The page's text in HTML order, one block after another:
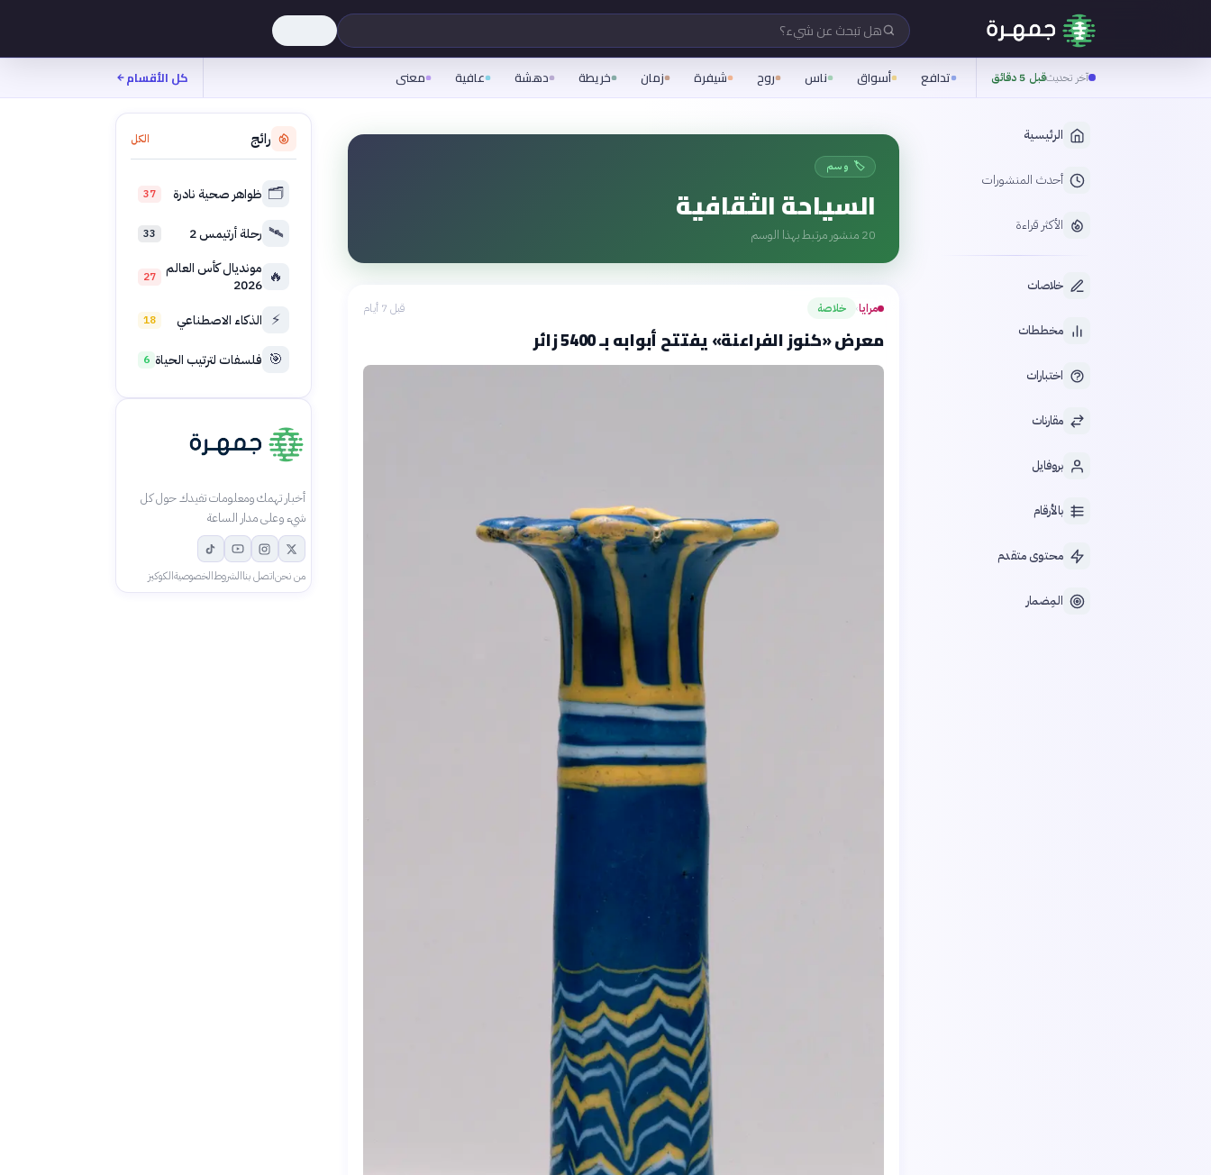
هل تبحث عن شيء؟
آخر تحديثقبل 5 دقائق تدافع أسواق ناس روح شيفرة زمان خريطة دهشة عافية معنى كل الأقسام
الرئيسية
أحدث المنشورات
الأكثر قراءة
خلاصات
مخططات
اختبارات
مقارنات
بروفايل
بالأرقام
محتوى متقدم
المِضمار
🏷️ وسم
السياحة الثقافية
20 منشور مرتبط بهذا الوسم
مرايا› خلاصة قبل 7 أيام
معرض «كنوز الفراعنة» يفتتح أبوابه بـ 5400 زائر
رائج الكل
🗂️ ظواهر صحية نادرة 37
🛰️ رحلة أرتيمس 2 33
🔥 مونديال كأس العالم
2026
27
⚡ الذكاء الاصطناعي 18
🎯 فلسفات لترتيب الحياة 6
أخبار تهمك ومعلومات تفيدك حول كل
شيء وعلى مدار الساعة
من نحناتصل بناالشروطالخصوصيةالكوكيز